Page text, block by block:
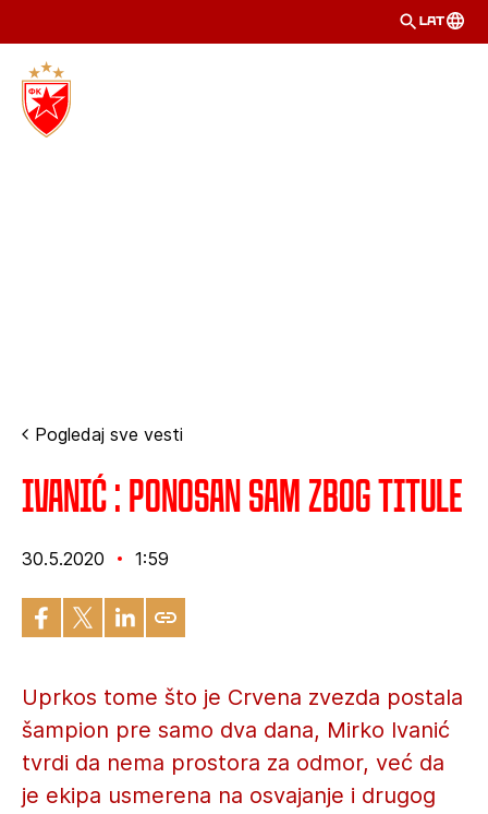
LAT
Pogledaj sve vesti
Ivanić : Ponosan sam zbog titule
30.5.2020 1:59
Uprkos tome što je Crvena zvezda postala
šampion pre samo dva dana, Mirko Ivanić
tvrdi da nema prostora za odmor, već da
je ekipa usmerena na osvajanje i drugog